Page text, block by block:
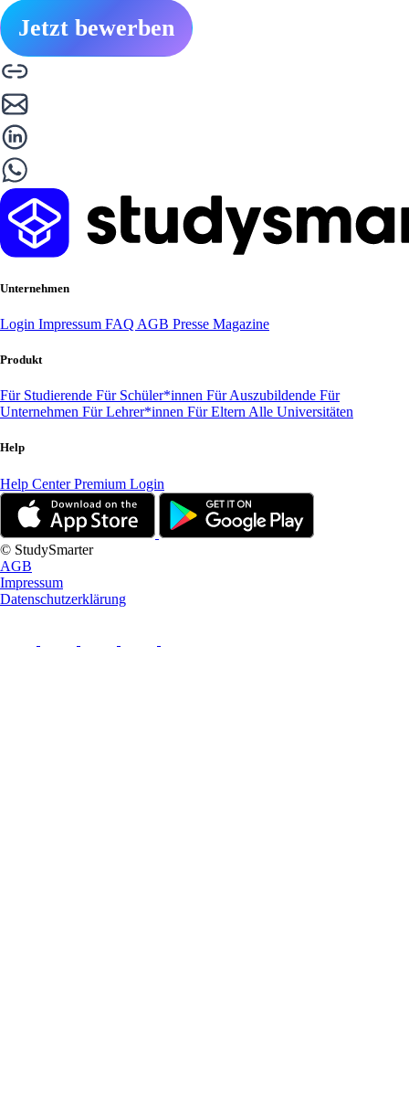
Jetzt bewerben
Unternehmen
Login Impressum FAQ AGB Presse Magazine
Produkt
Für Studierende Für Schüler*innen Für Auszubildende Für
Unternehmen Für Lehrer*innen Für Eltern Alle Universitäten
Help
Help CenterPremium Login
© StudySmarter
AGB
Impressum
Datenschutzerklärung